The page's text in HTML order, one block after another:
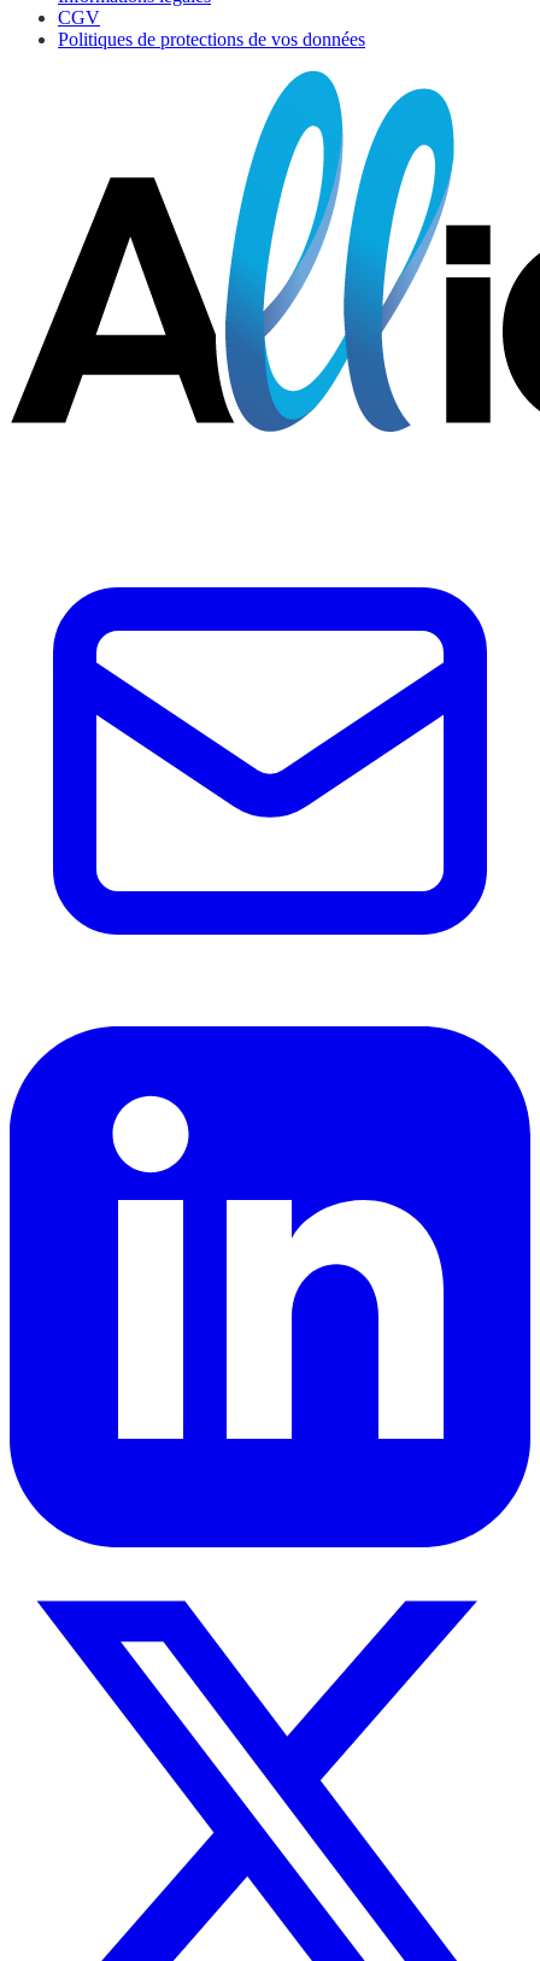
CGV
Politiques de protections de vos données